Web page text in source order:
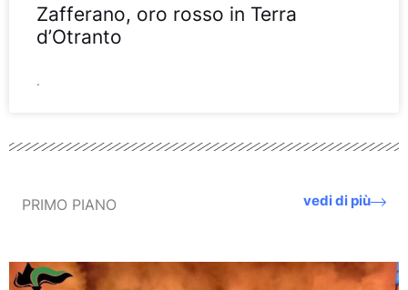
Zafferano, oro rosso in Terra
d’Otranto
.
PRIMO PIANO vedi di più